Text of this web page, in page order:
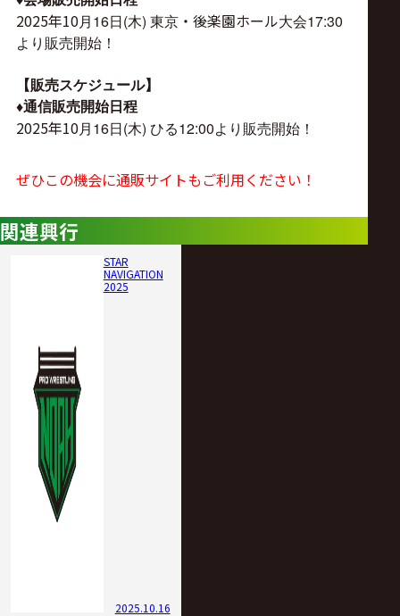
2025年10月16日(木) 東京・後楽園ホール大会17:30
より販売開始！
【販売スケジュール】
♦︎通信販売開始日程
2025年10月16日(木) ひる12:00より販売開始！
ぜひこの機会に通販サイトもご利用ください！
関連興行
STAR
NAVIGATION
2025
2025.10.16